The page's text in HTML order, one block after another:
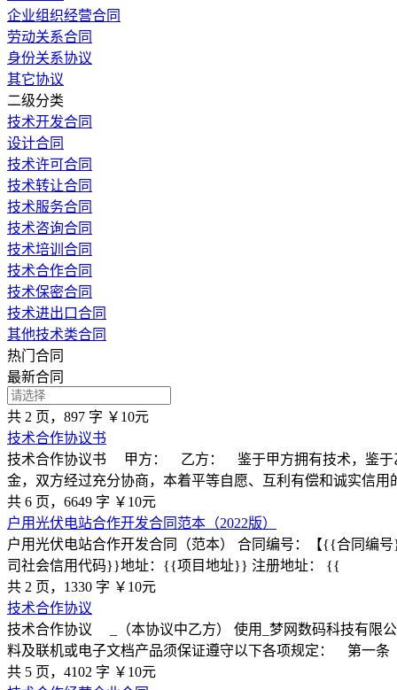
企业组织经营合同
劳动关系合同
身份关系协议
其它协议
二级分类
技术开发合同
设计合同
技术许可合同
技术转让合同
技术服务合同
技术咨询合同
技术培训合同
技术合作合同
技术保密合同
技术进出口合同
其他技术类合同
热门合同
最新合同
共 2 页，897 字 ￥10元
技术合作协议书
技术合作协议书 甲方： 乙方： 鉴于甲方拥有技术，鉴于乙
金，双方经过充分协商，本着平等自愿、互利有偿和诚实信用
共 6 页，6649 字 ￥10元
户用光伏电站合作开发合同范本（2022版）
户用光伏电站合作开发合同（范本） 合同编号：【{{合同
司社会信用代码}}地址：{{项目地址}} 注册地址： {{
共 2 页，1330 字 ￥10元
技术合作协议
技术合作协议 _（本协议中乙方） 使用_梦网数码科技有限
料及联机或电子文档产品须保证遵守以下各项规定： 第一
共 5 页，4102 字 ￥10元